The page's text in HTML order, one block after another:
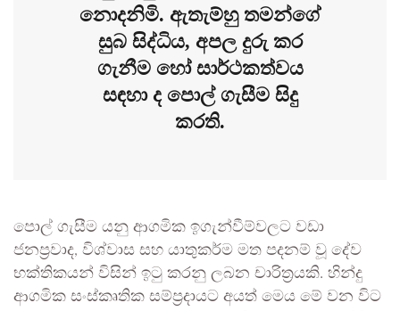
නොදනිමි. ඇතැම්හු තමන්ගේ
සුබ සිද්ධිය, අපල දුරු කර
ගැනීම හෝ සාර්ථකත්වය
සඳහා ද පොල් ගැසීම සිදු
කරති.
පොල් ගැසීම යනු ආගමික ඉගැන්වීම්වලට වඩා
ජනප්‍රවාද, විශ්වාස සහ යාතුකර්ම මත පදනම් වූ දේව
භක්තිකයන් විසින් ඉටු කරනු ලබන චාරිත්‍රයකි. හින්දු
ආගමික සංස්කෘතික සම්ප්‍රදායට අයත් මෙය මේ වන විට